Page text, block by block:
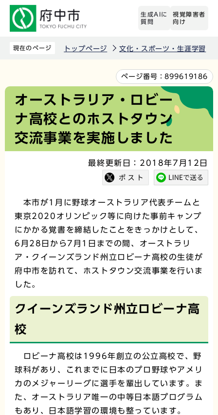
先
生成AIに
質問
視覚障害者
向け
現在のページ トップページ 文化・スポーツ・生涯学習
文
ページ番号：899619186
オーストラリア・ロビー
ナ高校とのホストタウン
交流事業を実施しました
最終更新日：2018年7月12日
本市が1月に野球オーストラリア代表チームと
東京2020オリンピック等に向けた事前キャンプ
にかかる覚書を締結したことをきっかけとして、
6月28日から7月1日までの間、オーストラリ
ア・クイーンズランド州立ロビーナ高校の生徒が
府中市を訪れて、ホストタウン交流事業を行いま
した。
クイーンズランド州立ロビーナ高
校
ロビーナ高校は1996年創立の公立高校で、野
球科があり、これまでに日本のプロ野球やアメリ
カのメジャーリーグに選手を輩出しています。ま
た、オーストラリア唯一の中等日本語プログラム
もあり、日本語学習の環境も整っています。